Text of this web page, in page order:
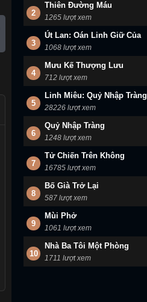
2
Thiên Đường Máu
1265 lượt xem
3
Út Lan: Oán Linh Giữ Của
1068 lượt xem
4
Mưu Kế Thượng Lưu
712 lượt xem
5
Linh Miêu: Quỷ Nhập Tràng
28226 lượt xem
6
Quỷ Nhập Tràng
1248 lượt xem
7
Tử Chiến Trên Không
16785 lượt xem
8
Bố Già Trở Lại
587 lượt xem
9
Mùi Phở
1061 lượt xem
10
Nhà Ba Tôi Một Phòng
1711 lượt xem